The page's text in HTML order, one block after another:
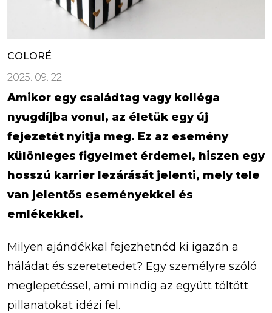
COLORÉ
2025. 09. 22.
Amikor egy családtag vagy kolléga
nyugdíjba vonul, az életük egy új
fejezetét nyitja meg. Ez az esemény
különleges figyelmet érdemel, hiszen egy
hosszú karrier lezárását jelenti, mely tele
van jelentős eseményekkel és
emlékekkel.
Milyen ajándékkal fejezhetnéd ki igazán a
háládat és szeretetedet? Egy személyre szóló
meglepetéssel, ami mindig az együtt töltött
pillanatokat idézi fel.